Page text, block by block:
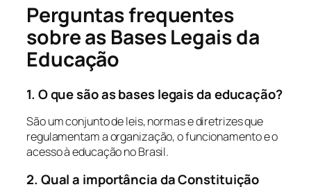
Perguntas frequentes
sobre as Bases Legais da
Educação
1. O que são as bases legais da educação?
São um conjunto de leis, normas e diretrizes que
regulamentam a organização, o funcionamento e o
acesso à educação no Brasil.
2. Qual a importância da Constituição